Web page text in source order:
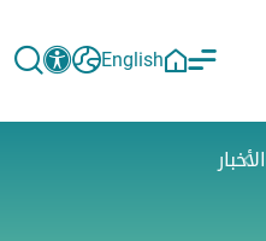
English
الأخبار